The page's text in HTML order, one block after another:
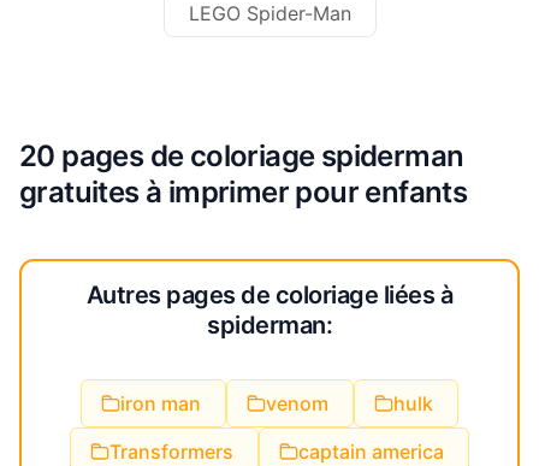
LEGO Spider-Man
20 pages de coloriage spiderman
gratuites à imprimer pour enfants
Autres pages de coloriage liées à
spiderman:
iron man venom
hulk
Transformers
captain america